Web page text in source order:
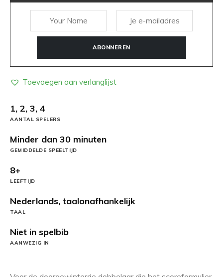
ABONNEREN
Toevoegen aan verlanglijst
1, 2, 3, 4
AANTAL SPELERS
Minder dan 30 minuten
GEMIDDELDE SPEELTIJD
8+
LEEFTIJD
Nederlands, taalonafhankelijk
TAAL
Niet in spelbib
AANWEZIG IN